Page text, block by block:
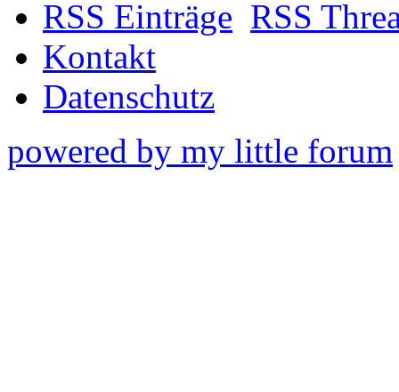
RSS Einträge RSS
Kontakt
Datenschutz
powered by my little forum